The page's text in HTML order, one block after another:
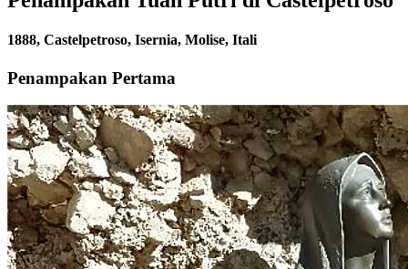
1888, Castelpetroso, Isernia, Molise, Itali
Penampakan Pertama